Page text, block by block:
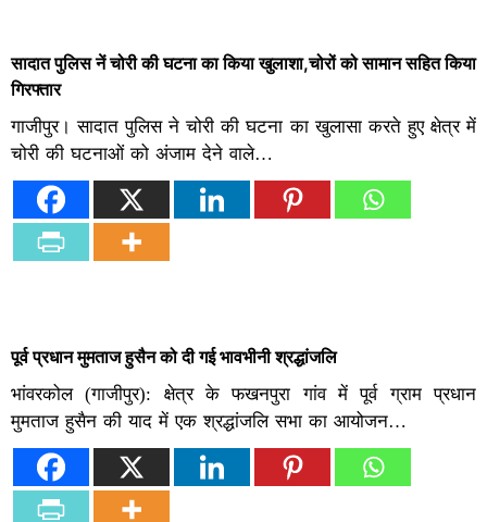
सादात पुलिस नें चोरी की घटना का किया खुलाशा,चोरों को सामान सहित किया
गिरफ्तार
गाजीपुर। सादात पुलिस ने चोरी की घटना का खुलासा करते हुए क्षेत्र में
चोरी की घटनाओं को अंजाम देने वाले…
पूर्व प्रधान मुमताज हुसैन को दी गई भावभीनी श्रद्धांजलि
भांवरकोल (गाजीपुर): क्षेत्र के फखनपुरा गांव में पूर्व ग्राम प्रधान
मुमताज हुसैन की याद में एक श्रद्धांजलि सभा का आयोजन…